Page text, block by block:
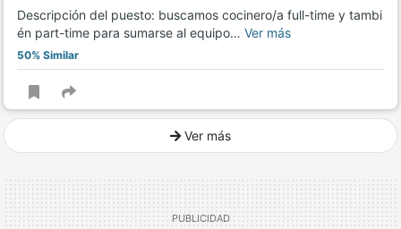
Descripción del puesto: buscamos cocinero/a full-time y tambi
én part-time para sumarse al equipo… Ver más
50% Similar
Ver más